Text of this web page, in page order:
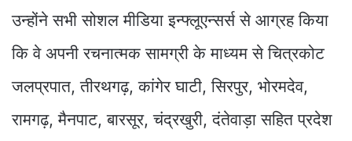
उन्होंने सभी सोशल मीडिया इन्फ्लूएन्सर्स से आग्रह किया
कि वे अपनी रचनात्मक सामग्री के माध्यम से चित्रकोट
जलप्रपात, तीरथगढ़, कांगेर घाटी, सिरपुर, भोरमदेव,
रामगढ़, मैनपाट, बारसूर, चंद्रखुरी, दंतेवाड़ा सहित प्रदेश